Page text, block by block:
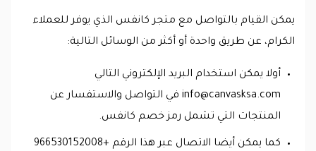
يمكن القيام بالتواصل مع متجر كانفس الذي يوفر للعملاء
الكرام، عن طريق واحدة أو أكثر من الوسائل التالية:
أولا يمكن استخدام البريد الإلكتروني التالي
info@canvasksa.com في التواصل والاستفسار عن
المنتجات التي تشمل رمز خصم كانفس.
كما يمكن أيضا الاتصال عبر هذا الرقم +966530152008